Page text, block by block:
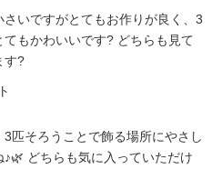
いですがとてもお作りが良く、3
もかわいいです?️ どちらも見て
す?️
匹そろうことで飾る場所にやさし
どちらも気に入っていただけ